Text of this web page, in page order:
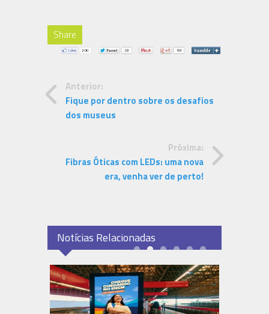
Share
Anterior:
Fique por dentro sobre os desafios
dos museus
Próxima:
Fibras Óticas com LEDs: uma nova
era, venha ver de perto!
Notícias Relacionadas